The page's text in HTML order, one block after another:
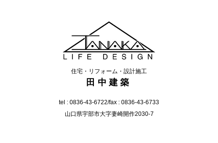
住宅・リフォーム・設計施工
田中建築
tel : 0836-43-6722/fax : 0836-43-6733
山口県宇部市大字妻崎開作2030-7